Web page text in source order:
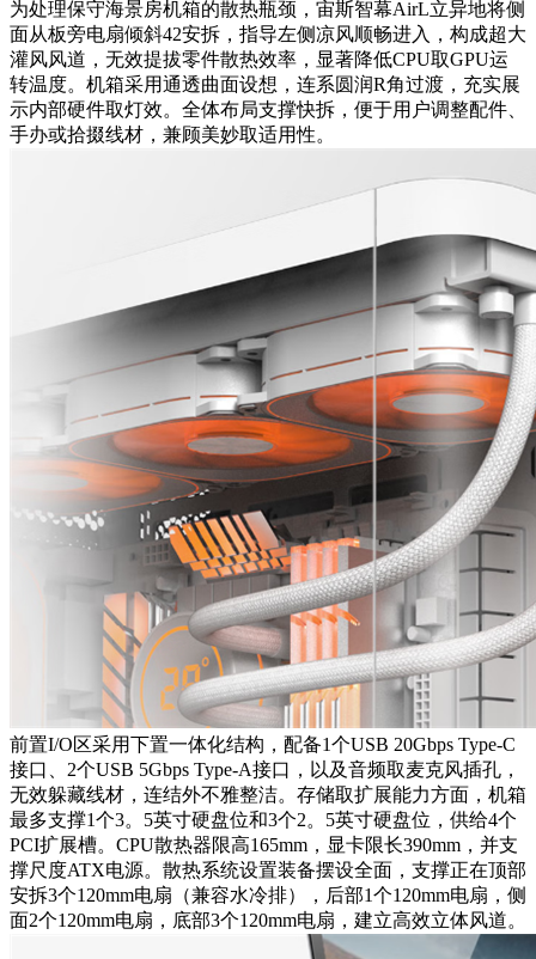
为处理保守海景房机箱的散热瓶颈，宙斯智幕AirL立异地将侧
面从板旁电扇倾斜42安拆，指导左侧凉风顺畅进入，构成超大
灌风风道，无效提拔零件散热效率，显著降低CPU取GPU运
转温度。机箱采用通透曲面设想，连系圆润R角过渡，充实展
示内部硬件取灯效。全体布局支撑快拆，便于用户调整配件、
手办或拾掇线材，兼顾美妙取适用性。
前置I/O区采用下置一体化结构，配备1个USB 20Gbps Type-C
接口、2个USB 5Gbps Type-A接口，以及音频取麦克风插孔，
无效躲藏线材，连结外不雅整洁。存储取扩展能力方面，机箱
最多支撑1个3。5英寸硬盘位和3个2。5英寸硬盘位，供给4个
PCI扩展槽。CPU散热器限高165mm，显卡限长390mm，并支
撑尺度ATX电源。散热系统设置装备摆设全面，支撑正在顶部
安拆3个120mm电扇（兼容水冷排），后部1个120mm电扇，侧
面2个120mm电扇，底部3个120mm电扇，建立高效立体风道。